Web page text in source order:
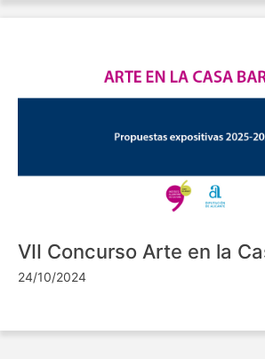
VII Concurso Arte en la
24/10/2024